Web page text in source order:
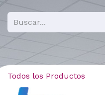
Todos los Productos